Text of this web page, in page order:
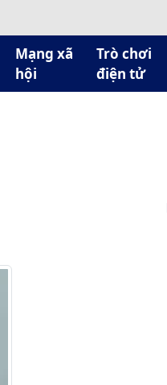
Mạng xã
hội
Trò chơi
điện tử